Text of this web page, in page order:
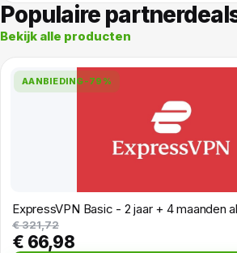
Populaire
Bekijk alle producten
AANBIEDING-79%
ExpressVPN Basic - 2 jaar + 4 maanden
€ 321,72
€ 66,98